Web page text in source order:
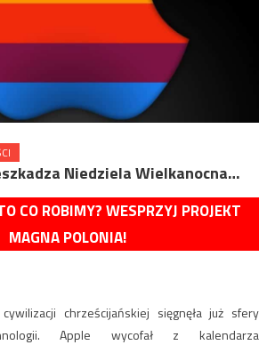
Niedziela Wielkanocna…
CO ROBIMY? WESPRZYJ PROJEKT
MAGNA POLONIA!
chrześcijańskiej sięgnęła już sfery
Apple wycofał z kalendarza